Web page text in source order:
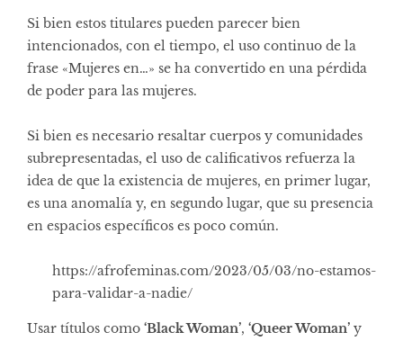
Si bien estos titulares pueden parecer bien
intencionados, con el tiempo, el uso continuo de la
frase «Mujeres en…» se ha convertido en una pérdida
de poder para las mujeres.
Si bien es necesario resaltar cuerpos y comunidades
subrepresentadas, el uso de calificativos refuerza la
idea de que la existencia de mujeres, en primer lugar,
es una anomalía y, en segundo lugar, que su presencia
en espacios específicos es poco común.
https://afrofeminas.com/2023/05/03/no-estamos-
para-validar-a-nadie/
Usar títulos como ‘Black Woman’, ‘Queer Woman’ y